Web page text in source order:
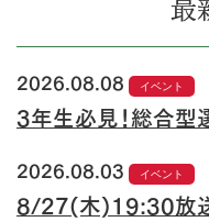
最
2026.08.08 イベント
3年生必見！総合型
2026.08.03 イベント
8/27(木)19:30放送